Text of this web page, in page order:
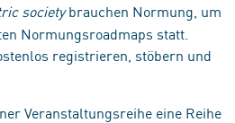
societybrauchen Normung, um
Normungsroadmaps statt.
registrieren, stöbern und
Veranstaltungsreihe eine Reihe